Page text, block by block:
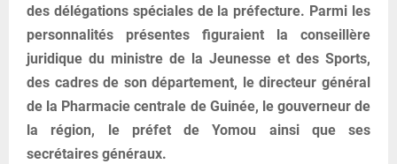
des délégations spéciales de la préfecture. Parmi les
personnalités présentes figuraient la conseillère
juridique du ministre de la Jeunesse et des Sports,
des cadres de son département, le directeur général
de la Pharmacie centrale de Guinée, le gouverneur de
la région, le préfet de Yomou ainsi que ses
secrétaires généraux.